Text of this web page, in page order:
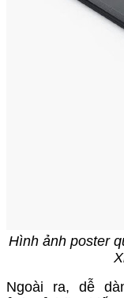
Hình ảnh poster
Ngoài ra, dễ